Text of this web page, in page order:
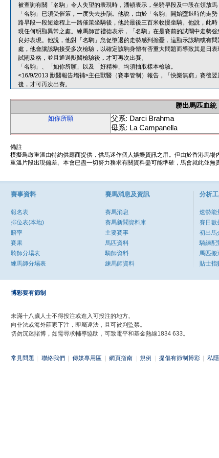
被查詢有關「名駒」令人失望的表現時，潘頓表示，坐騎早段及中段在領放
「名駒」已須受催策，一度失去步韻。他說，由於「名駒」開始墮退時的走
路早段一段短途程上一路催策坐騎後，他於最後三百米收慢坐騎。他說，此
現任何明顯異常之處。練馬師苗禮德表示，「名駒」在是賽前的試閘中走勢
良好表現。他說，他對「名駒」急促墮退的走勢感到擔憂，這顯示該駒或有
處，他會讓該駒接受多次檢驗，以確定該駒身體有否重大問題而導致其是日
試閘及格，並且通過獸醫檢驗後，才可再次出賽。
「名駒」、「如你所願」以及「好精神」均須抽取樣本檢驗。
<16/9/2013 獸醫報告增補>主任獸醫（賽事管制）報告，「快樂無窮」賽後
後，才可再次出賽。
勝出馬匹血統
如你所願
父系: Darci Brahma
母系: La Campanella
備註
模擬鳥瞰重溫由特約供應商提供，供馬迷作個人娛樂資訊之用。但由於香港馬
重溫片段出現偏差。本會已盡一切努力務求有關資料盡可能準確，馬會就此並
賽事資料
報名表
排位表(本地)
賠率
賽果
騎師分場表
練馬師分場表
賽馬消息及資訊
賽馬消息
賽馬新聞資料庫
主要賽事
馬匹資料
騎師資料
練馬師資料
分析
速勢能
賽日數
初出馬
騎練配
馬匹搬
貼士指
博彩要有節制
未滿十八歲人士不得投注或進入可投注的地方。
向非法或海外莊家下注，即屬違法，且可被判監禁。
切勿沉迷賭博，如需尋求輔導協助，可致電平和基金熱線1834 633。
常見問題 聯絡我們 傳媒專用區 網頁指南 規例 提倡有節制博彩 私